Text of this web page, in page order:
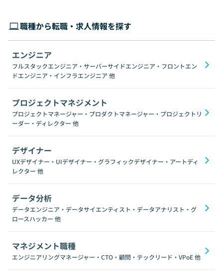
職種から転職・求人情報を探す
エンジニア
フルスタックエンジニア・サーバーサイドエンジニア・フロントエン
ドエンジニア・インフラエンジニア 他
プロジェクトマネジメント
プロジェクトマネージャー・プロダクトマネージャー・プロジェクトリ
ーダー・ディレクター 他
デザイナー
UXデザイナー・UIデザイナー・グラフィックデザイナー・アートディ
レクター 他
データ分析
データエンジニア・データサイエンティスト・データアナリスト・グ
ロースハッカー 他
マネジメント職種
エンジニアリングマネージャー・CTO・顧問・テックリード・VPoE他